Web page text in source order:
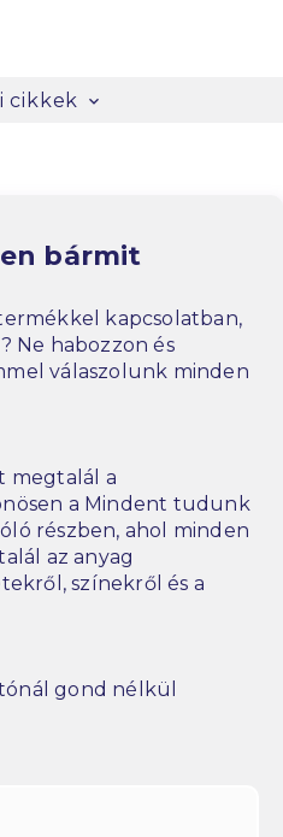
cikkek
bármit
kapcsolatban,
Ne habozzon és
válaszolunk minden
megtalál a
a Mindent tudunk
részben, ahol minden
az anyag
színekről és a
gond nélkül